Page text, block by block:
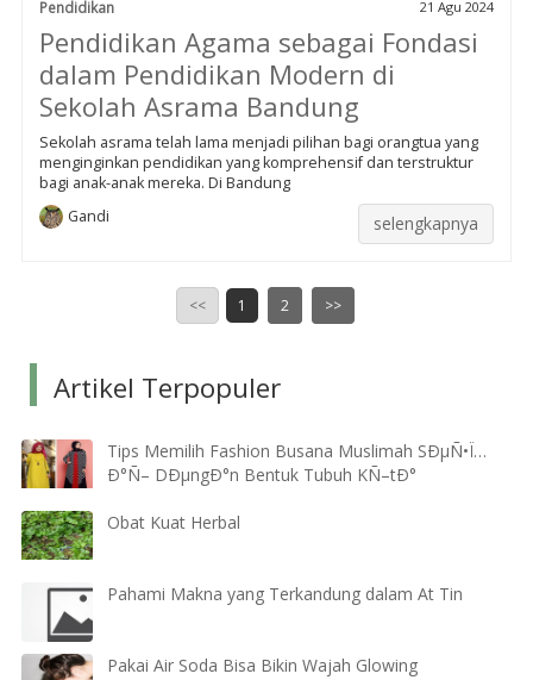
Pendidikan 21 Agu 2024
Pendidikan Agama sebagai Fondasi
dalam Pendidikan Modern di
Sekolah Asrama Bandung
Sekolah asrama telah lama menjadi pilihan bagi orangtua yang
menginginkan pendidikan yang komprehensif dan terstruktur
bagi anak-anak mereka. Di Bandung
Gandi
selengkapnya
<< 1 2 >>
Artikel Terpopuler
Tips Memilih Fashion Busana Muslimah SÐµÑ•Ï…
Ð°Ñ– DÐµngÐ°n Bentuk Tubuh KÑ–tÐ°
Obat Kuat Herbal
Pahami Makna yang Terkandung dalam At Tin
Pakai Air Soda Bisa Bikin Wajah Glowing